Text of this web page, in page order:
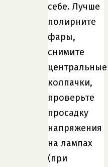
себе. Лучше
полирните
фары,
снимите
центральные
колпачки,
проверьте
просадку
напряжения
на лампах
(при